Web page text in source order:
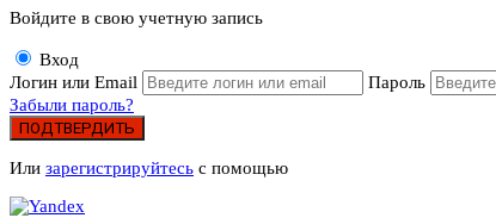
Войдите в свою учетную запись
Вход
Логин или Email
Пароль
Забыли пароль?
ПОДТВЕРДИТЬ
Или зарегистрируйтесь с помощью